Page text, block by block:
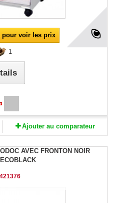
pour voir les prix
1
Ajouter au comparateur
AVEC FRONTON NOIR
421376